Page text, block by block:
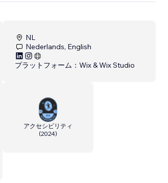
NL
Nederlands, English
プラットフォーム： Wix & Wix Studio
アクセシビリティ
(2024)